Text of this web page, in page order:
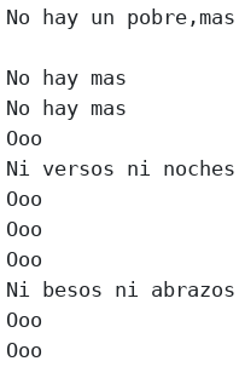
No hay un
No hay mas
No hay mas
Ooo
Ni versos ni noches
Ooo
Ooo
Ooo
Ni besos ni abrazos
Ooo
Ooo